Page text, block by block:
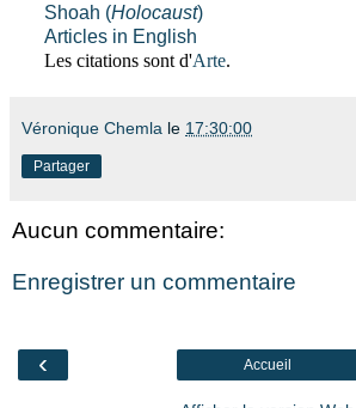
Shoah (Holocaust)
Articles in English
Les citations sont d'Arte.
Véronique Chemla le 17:30:00
Partager
Aucun commentaire:
Enregistrer un commentaire
‹ Accueil